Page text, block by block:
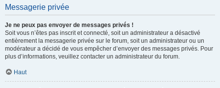
Messagerie privée
Je ne peux pas envoyer de messages privés !
Soit vous n’êtes pas inscrit et connecté, soit un administrateur a désactivé
entièrement la messagerie privée sur le forum, soit un administrateur ou un
modérateur a décidé de vous empêcher d’envoyer des messages privés. Pour
plus d’informations, veuillez contacter un administrateur du forum.
Haut